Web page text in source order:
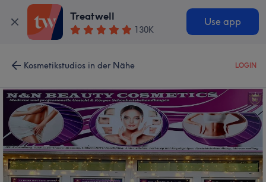
Treatwell
130K
Use app
Kosmetikstudios in der Nähe LOGIN